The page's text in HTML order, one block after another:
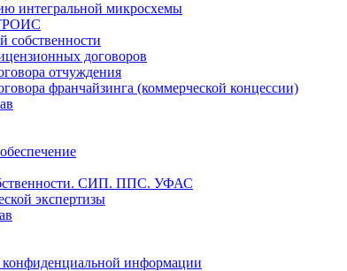
интегральной микросхемы
собственности
договоров
отчуждения
франчайзинга (коммерческой концессии)
СИП. ППС. УФАС
экспертизы
информации